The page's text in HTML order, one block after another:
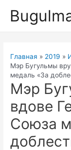
Главная 2019
Мэр Бугульмы
медаль «За
Мэр
вдове
Союза